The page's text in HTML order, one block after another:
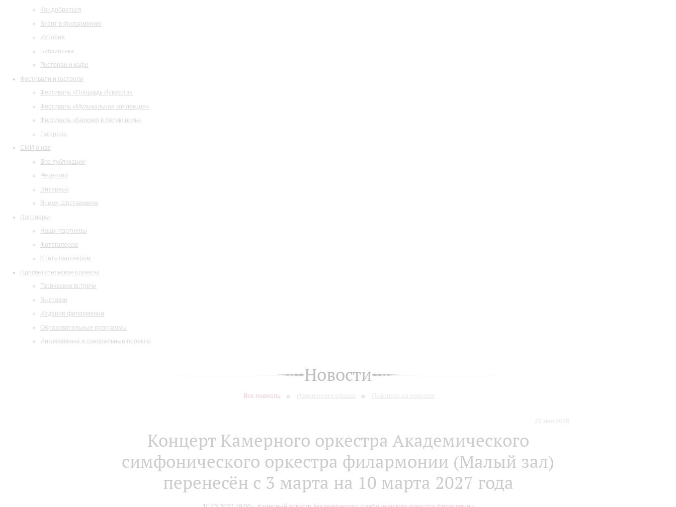
Как добраться
Визит в филармонию
История
Библиотека
Ресторан и кафе
Фестивали и гастроли
Фестиваль «Площадь Искусств»
Фестиваль «Музыкальная коллекция»
Фестиваль «Барокко в белую ночь»
Гастроли
СМИ о нас
Все публикации
Рецензии
Интервью
Время Шостаковича
Партнеры
Наши партнеры
Фотогалерея
Стать партнером
Просветительские проекты
Творческие встречи
Выставки
Издания филармонии
Образовательные программы
Инклюзивные и специальные проекты
Новости
Все новости Изменения в афише Подписка на новости
25 мая 2026
Концерт Камерного оркестра Академического
симфонического оркестра филармонии (Малый зал)
перенесён с 3 марта на 10 марта 2027 года